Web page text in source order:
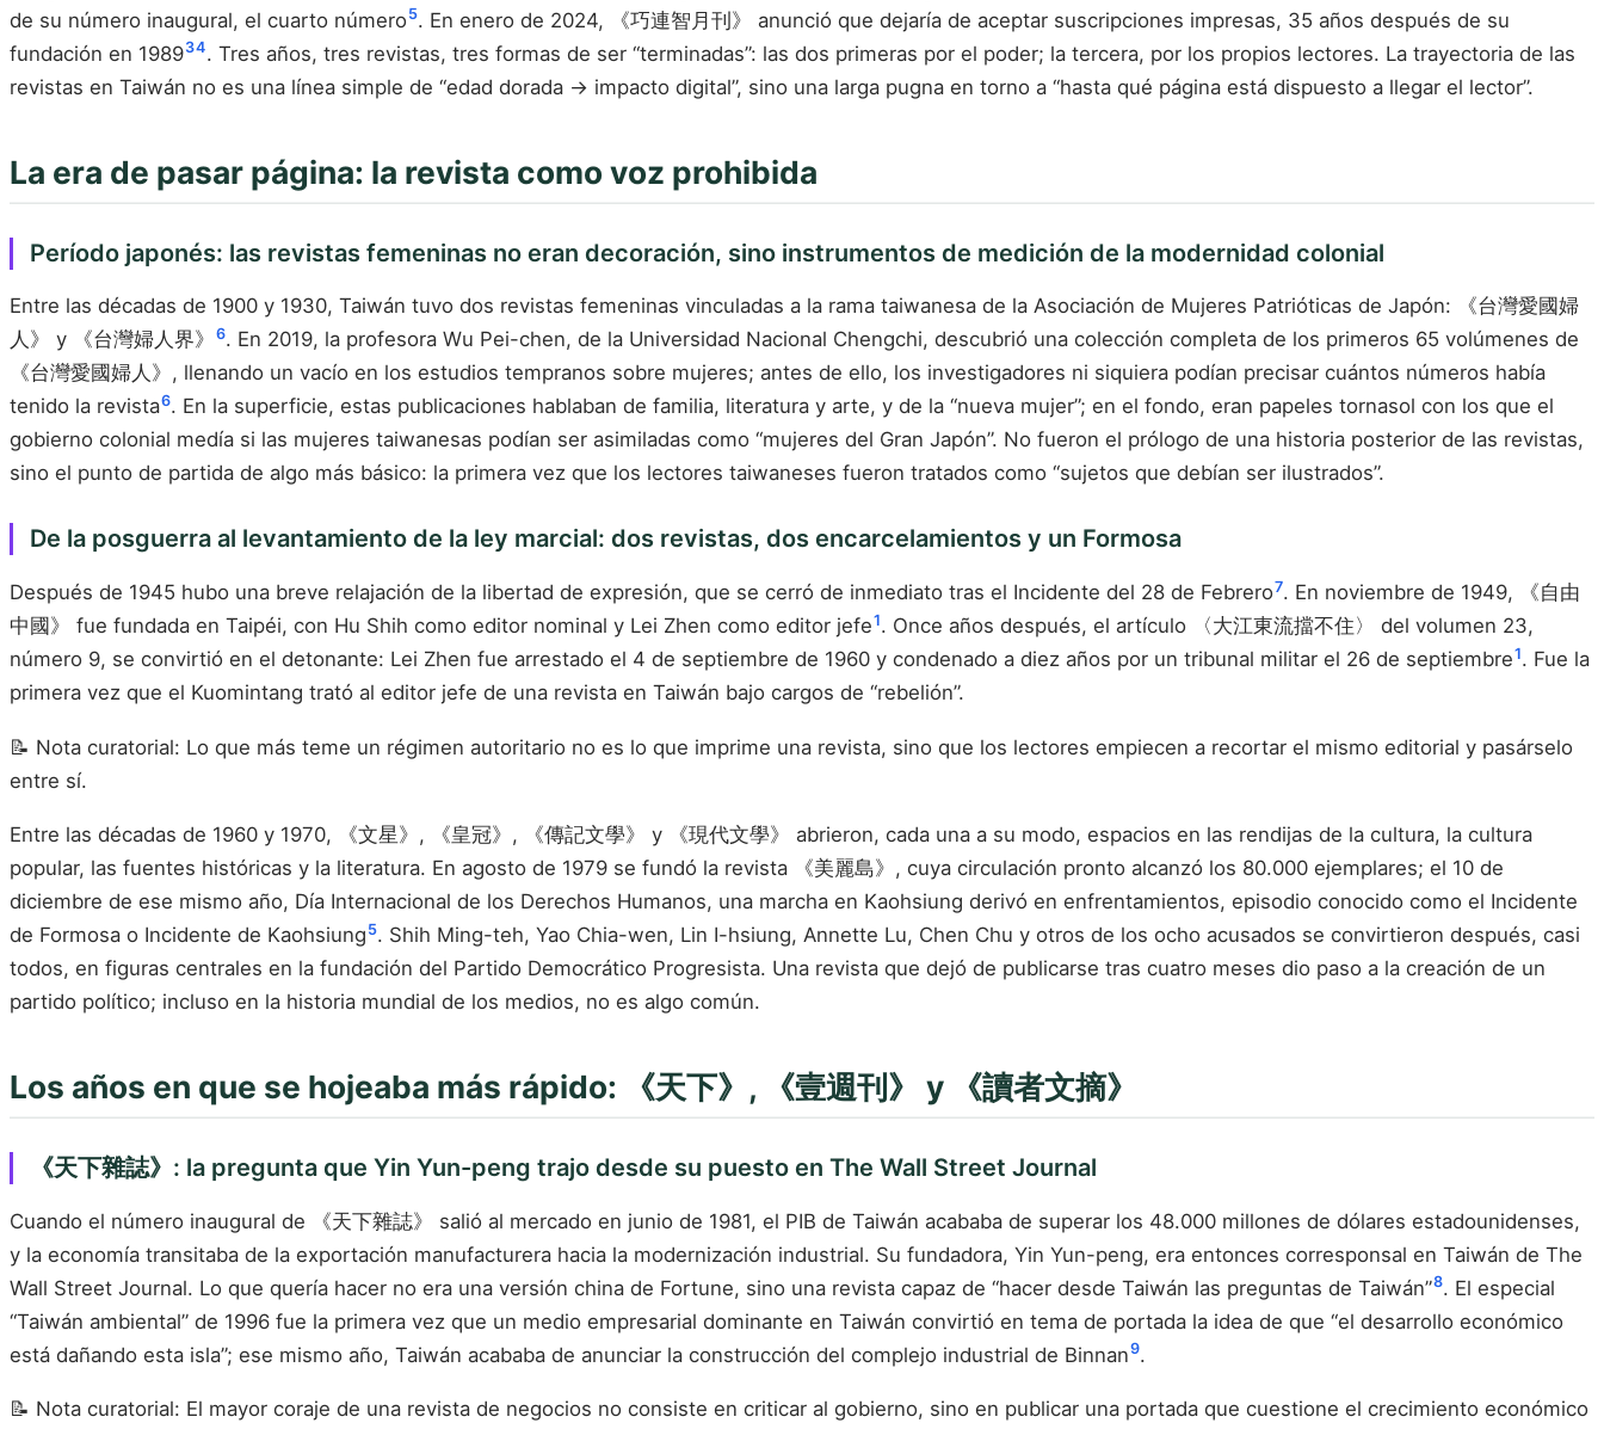
de su número inaugural, el cuarto número5. En enero de 2024, 《巧連智月刊》 anunció que dejaría de aceptar suscripciones impresas, 35 años después de su
fundación en 198934. Tres años, tres revistas, tres formas de ser “terminadas”: las dos primeras por el poder; la tercera, por los propios lectores. La trayectoria de las
revistas en Taiwán no es una línea simple de “edad dorada → impacto digital”, sino una larga pugna en torno a “hasta qué página está dispuesto a llegar el lector”.
La era de pasar página: la revista como voz prohibida
Período japonés: las revistas femeninas no eran decoración, sino instrumentos de medición de la modernidad colonial
Entre las décadas de 1900 y 1930, Taiwán tuvo dos revistas femeninas vinculadas a la rama taiwanesa de la Asociación de Mujeres Patrióticas de Japón: 《台灣愛國婦
人》 y 《台灣婦人界》
6. En 2019, la profesora Wu Pei-chen, de la Universidad Nacional Chengchi, descubrió una colección completa de los primeros 65 volúmenes de
《台灣愛國婦人》, llenando un vacío en los estudios tempranos sobre mujeres; antes de ello, los investigadores ni siquiera podían precisar cuántos números había
tenido la revista6. En la superficie, estas publicaciones hablaban de familia, literatura y arte, y de la “nueva mujer”; en el fondo, eran papeles tornasol con los que el
gobierno colonial medía si las mujeres taiwanesas podían ser asimiladas como “mujeres del Gran Japón”. No fueron el prólogo de una historia posterior de las revistas,
sino el punto de partida de algo más básico: la primera vez que los lectores taiwaneses fueron tratados como “sujetos que debían ser ilustrados”.
De la posguerra al levantamiento de la ley marcial: dos revistas, dos encarcelamientos y un Formosa
Después de 1945 hubo una breve relajación de la libertad de expresión, que se cerró de inmediato tras el Incidente del 28 de Febrero7. En noviembre de 1949, 《自由
中國》 fue fundada en Taipéi, con Hu Shih como editor nominal y Lei Zhen como editor jefe1. Once años después, el artículo 〈大江東流擋不住〉 del volumen 23,
número 9, se convirtió en el detonante: Lei Zhen fue arrestado el 4 de septiembre de 1960 y condenado a diez años por un tribunal militar el 26 de septiembre1. Fue la
primera vez que el Kuomintang trató al editor jefe de una revista en Taiwán bajo cargos de “rebelión”.
📝 Nota curatorial: Lo que más teme un régimen autoritario no es lo que imprime una revista, sino que los lectores empiecen a recortar el mismo editorial y pasárselo
entre sí.
Entre las décadas de 1960 y 1970, 《文星》, 《皇冠》, 《傳記文學》 y 《現代文學》 abrieron, cada una a su modo, espacios en las rendijas de la cultura, la cultura
popular, las fuentes históricas y la literatura. En agosto de 1979 se fundó la revista 《美麗島》, cuya circulación pronto alcanzó los 80.000 ejemplares; el 10 de
diciembre de ese mismo año, Día Internacional de los Derechos Humanos, una marcha en Kaohsiung derivó en enfrentamientos, episodio conocido como el Incidente
de Formosa o Incidente de Kaohsiung 5. Shih Ming-teh, Yao Chia-wen, Lin I-hsiung, Annette Lu, Chen Chu y otros de los ocho acusados se convirtieron después, casi
todos, en figuras centrales en la fundación del Partido Democrático Progresista. Una revista que dejó de publicarse tras cuatro meses dio paso a la creación de un
partido político; incluso en la historia mundial de los medios, no es algo común.
Los años en que se hojeaba más rápido: 《天下》, 《壹週刊》 y 《讀者文摘》
《天下雜誌》: la pregunta que Yin Yun-peng trajo desde su puesto en The Wall Street Journal
Cuando el número inaugural de 《天下雜誌》 salió al mercado en junio de 1981, el PIB de Taiwán acababa de superar los 48.000 millones de dólares estadounidenses,
y la economía transitaba de la exportación manufacturera hacia la modernización industrial. Su fundadora, Yin Yun-peng, era entonces corresponsal en Taiwán de The
Wall Street Journal. Lo que quería hacer no era una versión china de Fortune, sino una revista capaz de “hacer desde Taiwán las preguntas de Taiwán”8. El especial
“Taiwán ambiental” de 1996 fue la primera vez que un medio empresarial dominante en Taiwán convirtió en tema de portada la idea de que “el desarrollo económico
está dañando esta isla”; ese mismo año, Taiwán acababa de anunciar la construcción del complejo industrial de Binnan9.
📝 Nota curatorial: El mayor coraje de una revista de negocios no consiste en criticar al gobierno, sino en publicar una portada que cuestione el crecimiento económico